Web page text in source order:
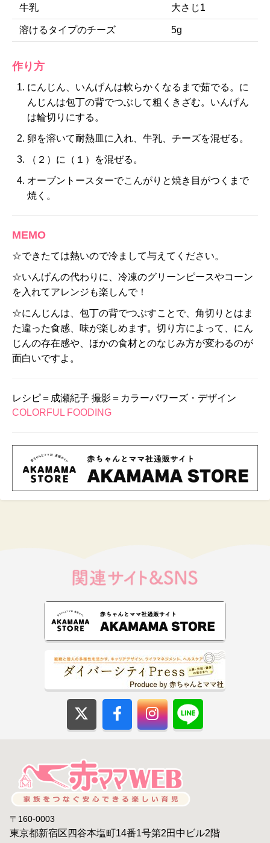
牛乳 大さじ1
溶けるタイプのチーズ 5g
作り方
にんじん、いんげんは軟らかくなるまで茹でる。に
んじんは包丁の背でつぶして粗くきざむ。いんげん
は輪切りにする。
卵を溶いて耐熱皿に入れ、牛乳、チーズを混ぜる。
（２）に（１）を混ぜる。
オーブントースターでこんがりと焼き目がつくまで
焼く。
MEMO
☆できたては熱いので冷まして与えてください。
☆いんげんの代わりに、冷凍のグリーンピースやコーン
を入れてアレンジも楽しんで！
☆にんじんは、包丁の背でつぶすことで、角切りとはま
た違った食感、味が楽しめます。切り方によって、にん
じんの存在感や、ほかの食材とのなじみ方が変わるのが
面白いですよ。
レシピ＝成瀬紀子 撮影＝カラーパワーズ・デザイン
COLORFUL FOODING
〒160-0003
東京都新宿区四谷本塩町14番1号第2田中ビル2階